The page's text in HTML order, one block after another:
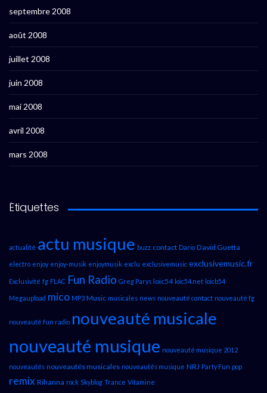
septembre 2008
août 2008
juillet 2008
juin 2008
mai 2008
avril 2008
mars 2008
Étiquettes
actualité actu musique buzz contact Dario David Guetta
electro enjoy enjoy-musik enjoymusik exclu exclusivemusic exclusivemusic.fr
Exclusivité fg FLAC Fun Radio Greg Parys loic54 loic54.net loicb54
Megaupload mico MP3 Music musicales news nouveauté contact nouveauté fg
nouveauté fun radio nouveauté musicale
nouveauté musique nouveauté musique 2012
nouveautés nouveautés musicales nouveautés musique NRJ Party Fun pop
remix Rihanna rock Skyblog Trance Vitamine